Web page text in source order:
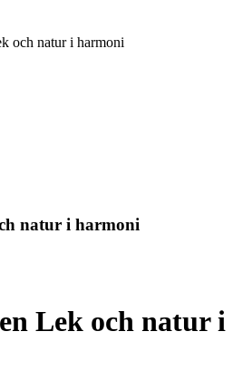
och natur i harmoni
natur i harmoni
Lek och natur i